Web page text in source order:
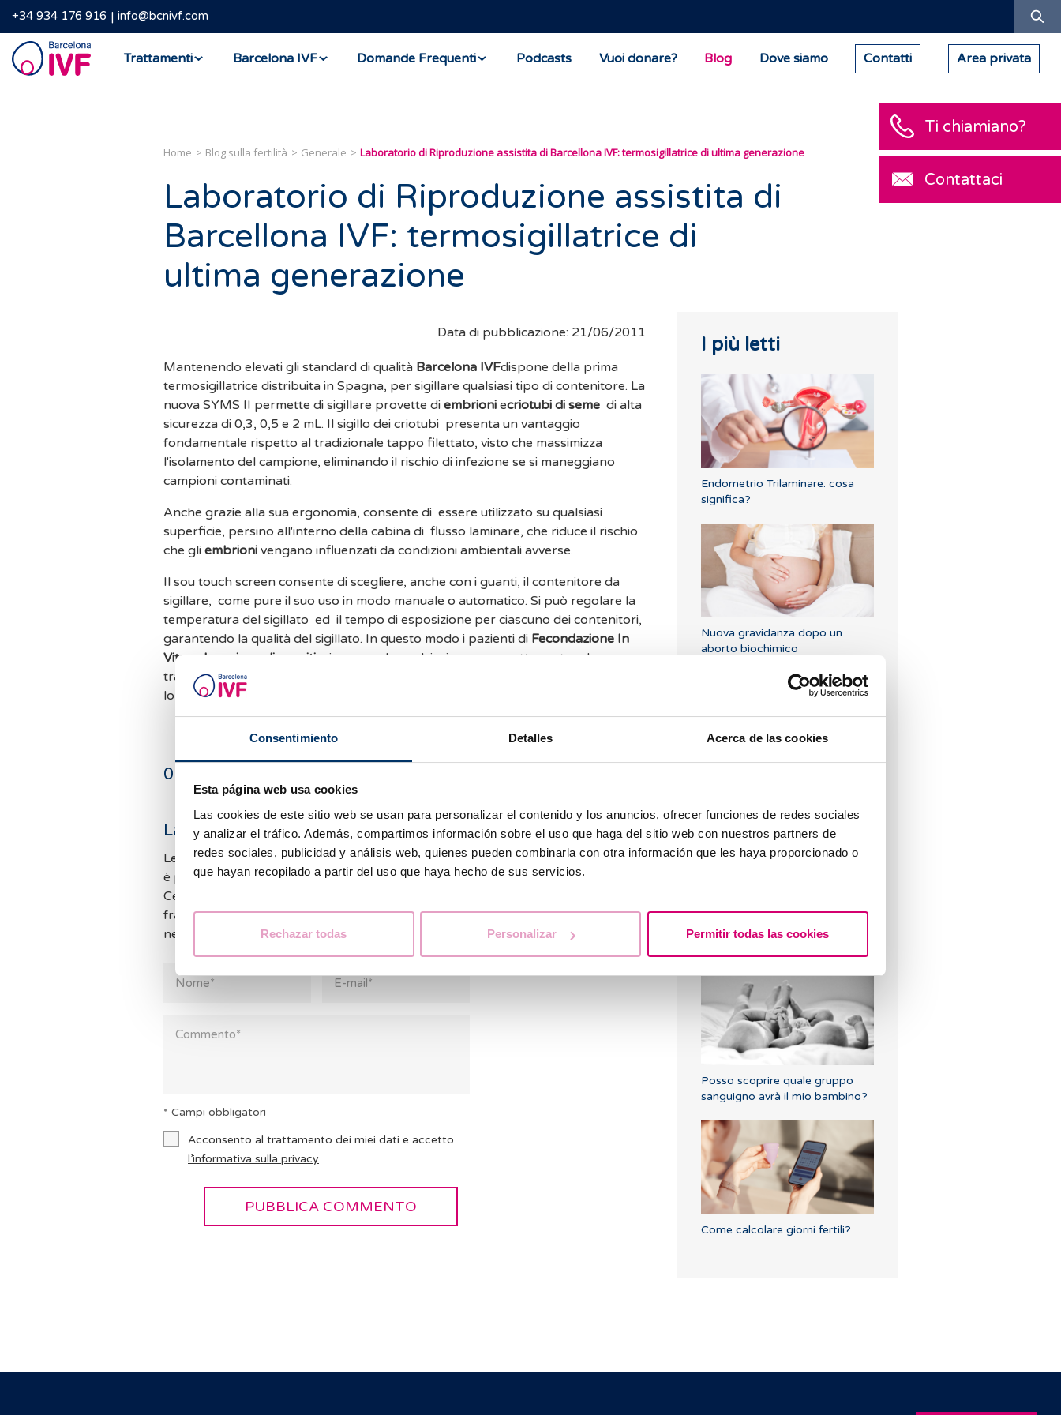
Consentimiento Detalles Acerca de las cookies
Esta página web usa cookies
Las cookies de este sitio web se usan para personalizar el contenido y los anuncios, ofrecer funciones de redes sociales
y analizar el tráfico. Además, compartimos información sobre el uso que haga del sitio web con nuestros partners de
redes sociales, publicidad y análisis web, quienes pueden combinarla con otra información que les haya proporcionado o
que hayan recopilado a partir del uso que haya hecho de sus servicios.
Rechazar todas Personalizar Permitir todas las cookies
+34 934 176 916 info@bcnivf.com
Barcelona
IVF
Trattamenti Barcelona IVF Domande Frequenti Podcasts Vuoi donare? Blog Dove siamo Contatti Area privata
Home Blog sulla fertilità Generale Laboratorio di Riproduzione assistita di Barcellona IVF: termosigillatrice di ultima generazione
Laboratorio di Riproduzione assistita di
Barcellona IVF: termosigillatrice di
ultima generazione
Data di pubblicazione: 21/06/2011
Mantenendo elevati gli standard di qualità Barcelona IVFdispone della prima
termosigillatrice distribuita in Spagna, per sigillare qualsiasi tipo di contenitore. La
nuova SYMS II permette di sigillare provette di embrioni ecriotubi di seme di alta
sicurezza di 0,3, 0,5 e 2 mL. Il sigillo dei criotubi presenta un vantaggio
fondamentale rispetto al tradizionale tappo filettato, visto che massimizza
l'isolamento del campione, eliminando il rischio di infezione se si maneggiano
campioni contaminati.
Anche grazie alla sua ergonomia, consente di essere utilizzato su qualsiasi
superficie, persino all'interno della cabina di flusso laminare, che riduce il rischio
che gli embrioni vengano influenzati da condizioni ambientali avverse.
Il sou touch screen consente di scegliere, anche con i guanti, il contenitore da
sigillare, come pure il suo uso in modo manuale o automatico. Si può regolare la
temperatura del sigillato ed il tempo di esposizione per ciascuno dei contenitori,
garantendo la qualità del sigillato. In questo modo i pazienti di Fecondazione In
Vitro
donazione di ovociti
e in generale qualsiasi persona sottoposta ad un
trattamento in
loro embrioni
0
Lascia un commento
Le richieste di informazioni sono numerose e non ci
è possibile rispondere a tutti i commenti.
Cercheremo di rispondere il prima possibile. Nel
frattempo vi invitiamo a consultare le nostreFAQ
nel caso in cui possiamo aiutarvi.
* Campi obbligatori
Acconsento al trattamento dei miei dati e accetto
l’informativa sulla privacy
I più letti
Endometrio Trilaminare: cosa
significa?
Nuova gravidanza dopo un
aborto biochimico
Quali sono i sintomi dopo un
Posso scoprire quale gruppo
sanguigno avrà il mio bambino?
Come calcolare giorni fertili?
Ti chiamiano?
Contattaci